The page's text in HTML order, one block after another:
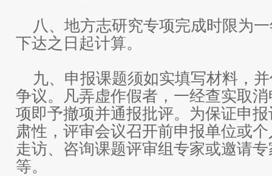
八、地方志研究专项完成时限为
下达之日起计算。
九、申报课题须如实填写材料，
争议。凡弄虚作假者，一经查实取
项即予撤项并通报批评。为保证申
肃性，评审会议召开前申报单位或
走访、咨询课题评审组专家或邀请
等。